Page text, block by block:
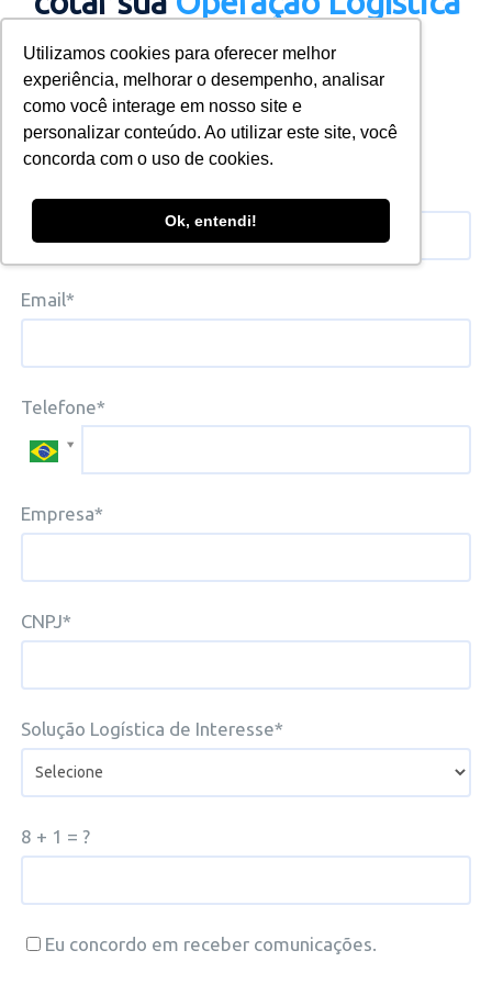
Utilizamos cookies para oferecer melhor
experiência, melhorar o desempenho, analisar
como você interage em nosso site e
personalizar conteúdo. Ao utilizar este site, você
concorda com o uso de cookies.
Ok, entendi!
Identificação do Destinatário
Email*
Telefone*
Empresa*
CNPJ*
Solução Logística de Interesse*
8 + 1 = ?
Eu concordo em receber comunicações.